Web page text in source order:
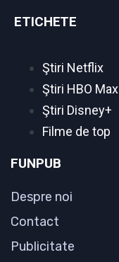
ETICHETE
Ştiri Netflix
Ştiri HBO Max
Ştiri Disney+
Filme de top
FUNPUB
Despre noi
Contact
Publicitate